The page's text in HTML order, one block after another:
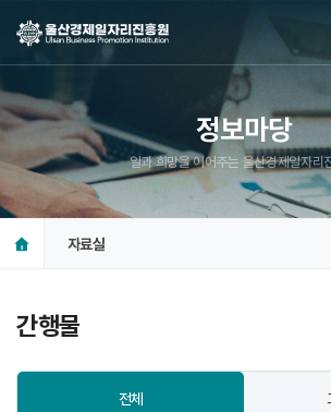
정보마당
일과 희망을 이어주는 울산경제일자리
자료실
간행물
전체